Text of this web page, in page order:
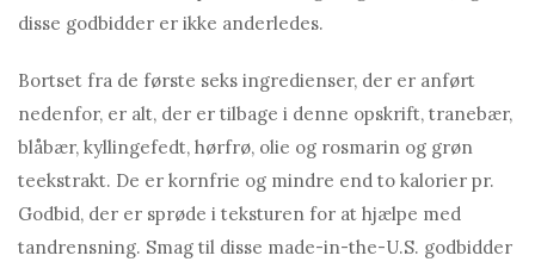
disse godbidder er ikke anderledes.
Bortset fra de første seks ingredienser, der er anført
nedenfor, er alt, der er tilbage i denne opskrift, tranebær,
blåbær, kyllingefedt, hørfrø, olie og rosmarin og grøn
teekstrakt. De er kornfrie og mindre end to kalorier pr.
Godbid, der er sprøde i teksturen for at hjælpe med
tandrensning. Smag til disse made-in-the-U.S. godbidder